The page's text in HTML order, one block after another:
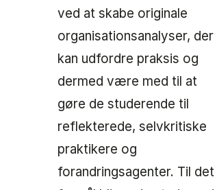
ved at skabe originale
organisationsanalyser, der
kan udfordre praksis og
dermed være med til at
gøre de studerende til
reflekterede, selvkritiske
praktikere og
forandringsagenter. Til det